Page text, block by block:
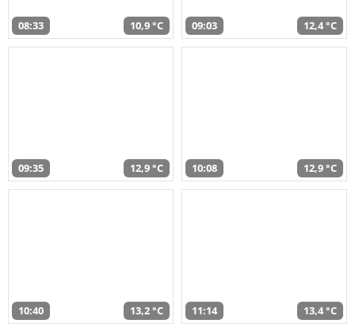
08:33 10,9 °C 09:03 12,4 °C
09:35 12,9 °C 10:08 12,9 °C
10:40 13,2 °C 11:14 13,4 °C